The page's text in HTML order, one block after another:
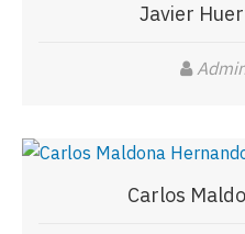
Javier
Carlos